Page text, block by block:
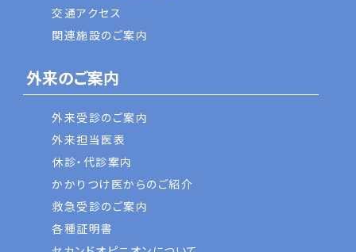
交通アクセス
関連施設のご案内
外来のご案内
外来受診のご案内
外来担当医表
休診・代診案内
かかりつけ医からのご紹介
救急受診のご案内
各種証明書